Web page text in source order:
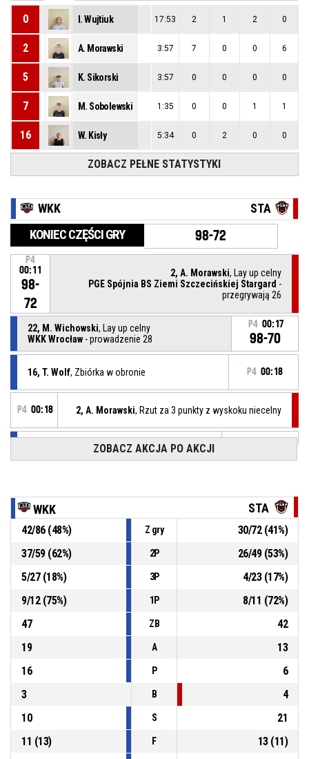
0 I. Wujtiuk 17:53 2 1 2 0
2 A. Morawski 3:57 7 0 0 6
5 K. Sikorski 3:57 0 0 0 0
7 M. Sobolewski 1:35 0 0 1 1
16 W. Kisły 5:34 0 2 0 0
ZOBACZ PEŁNE STATYSTYKI
WKK STA
KONIEC CZĘŚCI GRY 98-72
P4
00:11
98-
72
2, A. Morawski, Lay up celny
PGE Spójnia BS Ziemi Szczecińskiej Stargard -
przegrywają 26
22, M. Wichowski, Lay up celny
WKK Wrocław - prowadzenie 28
P4 00:17
98-70
16, T. Wolf, Zbiórka w obronie P4 00:18
P4 00:18 2, A. Morawski, Rzut za 3 punkty z wyskoku niecelny
22, M. Wichowski, Asysta
P4
00:30
94-
70
2, A. Morawski
, Rzut z wyskoku za 2 celny
PGE Spójnia BS Ziemi Szczecińskiej Stargard-
przegrywają 24
00:36
7, M. Wierzbicki , Strata - złe podanie 00:36
ZOBACZ AKCJA PO AKCJI
WKK STA
42/86(48%) Z gry 30/72(41%)
37/59(62%) 2P 26/49(53%)
5/27(18%) 3P 4/23(17%)
9/12(75%) 1P 8/11 (72%)
47
ZB
42
19
A
13
16
P
6
3
B
4
10
S
21
11 (13) F 13(11)